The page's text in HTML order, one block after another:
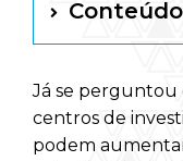
Conteúdo
Já se perguntou
centros de
podem